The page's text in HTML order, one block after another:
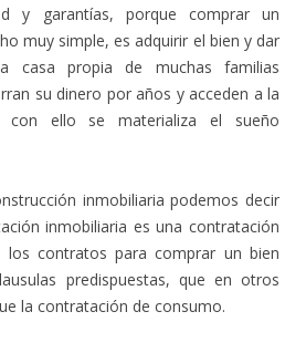
y garantías, porque comprar un
muy simple, es adquirir el bien y dar
casa propia de muchas familias
su dinero por años y acceden a la
con ello se materializa el sueño
inmobiliaria podemos decir
inmobiliaria es una contratación
contratos para comprar un bien
predispuestas, que en otros
la contratación de consumo.